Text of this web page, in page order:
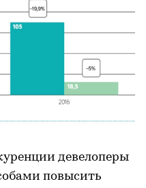
девелоперы
повысить